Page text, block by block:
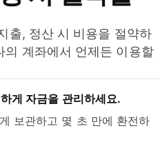
출, 정산 시 비용을 절약하
계좌에서 언제든 이용할
게 자금을 관리하세요.
보관하고 몇 초 만에 환전하